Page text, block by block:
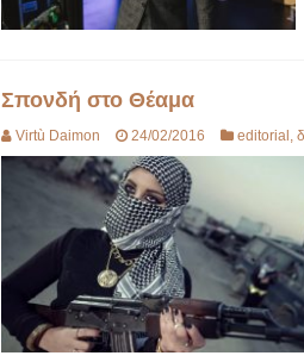
Σπονδή στο Θέαμα
Virtù Daimon 24/02/2016 editorial ,